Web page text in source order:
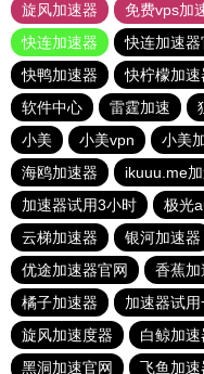
旋风加速器
免费vps加
快连加速器
快连加速器
快鸭加速器
快柠檬加速
软件中心
雷霆加速
小美
小美vpn 小美
海鸥加速器
ikuuu.me
加速器试用3小时
极光
云梯加速器
银河加速器
优途加速器官网
香蕉加
橘子加速器
加速器试用
旋风加速度器
白鲸加速
黑洞加速官网
飞鱼加速